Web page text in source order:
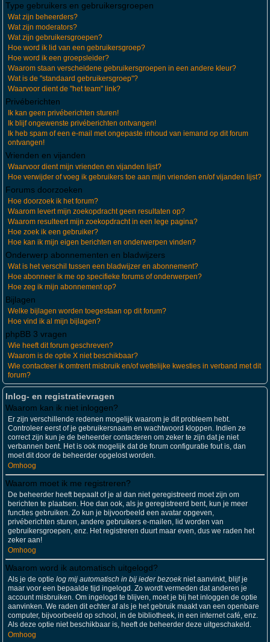
Type gebruikers en gebruikersgroepen
Wat zijn beheerders?
Wat zijn moderators?
Wat zijn gebruikersgroepen?
Hoe word ik lid van een gebruikersgroep?
Hoe word ik een groepsleider?
Waarom staan verscheidene gebruikersgroepen in een andere kleur?
Wat is de "standaard gebruikersgroep"?
Waarvoor dient de "het team" link?
Privéberichten
Ik kan geen privéberichten sturen!
Ik blijf ongewenste privéberichten ontvangen!
Ik heb spam of een e-mail met ongepaste inhoud van iemand op dit forum
ontvangen!
Vrienden en vijanden
Waarvoor dient mijn vrienden en vijanden lijst?
Hoe verwijder of voeg ik gebruikers toe aan mijn vrienden en/of vijanden lijst?
Forums doorzoeken
Hoe doorzoek ik het forum?
Waarom levert mijn zoekopdracht geen resultaten op?
Waarom resulteert mijn zoekopdracht in een lege pagina?
Hoe zoek ik een gebruiker?
Hoe kan ik mijn eigen berichten en onderwerpen vinden?
Onderwerp abonnementen en bladwijzers
Wat is het verschil tussen een bladwijzer en abonnement?
Hoe abonneer ik me op specifieke forums of onderwerpen?
Hoe zeg ik mijn abonnement op?
Bijlagen
Welke bijlagen worden toegestaan op dit forum?
Hoe vind ik al mijn bijlagen?
phpBB 3 vragen
Wie heeft dit forum geschreven?
Waarom is de optie X niet beschikbaar?
Wie contacteer ik omtrent misbruik en/of wettelijke kwesties in verband met dit
forum?
Inlog- en registratievragen
Waarom kan ik niet inloggen?
Er zijn verschillende redenen mogelijk waarom je dit probleem hebt.
Controleer eerst of je gebruikersnaam en wachtwoord kloppen. Indien ze
correct zijn kun je de beheerder contacteren om zeker te zijn dat je niet
verbannen bent. Het is ook mogelijk dat de forum configuratie fout is, dan
moet dit door de beheerder opgelost worden.
Omhoog
Waarom moet ik me registreren?
De beheerder heeft bepaalt of je al dan niet geregistreerd moet zijn om
berichten te plaatsen. Hoe dan ook, als je geregistreerd bent, kun je meer
functies gebruiken. Zo kun je bijvoorbeeld een avatar opgeven,
privéberichten sturen, andere gebruikers e-mailen, lid worden van
gebruikersgroepen, enz. Het registreren duurt maar even, dus we raden het
zeker aan!
Omhoog
Waarom word ik automatisch uitgelogd?
Als je de optie log mij automatisch in bij ieder bezoekniet aanvinkt, blijf je
maar voor een bepaalde tijd ingelogd. Zo wordt vermeden dat anderen je
account misbruiken. Om ingelogd te blijven, moet je bij het inloggen de optie
aanvinken. We raden dit echter af als je het gebruik maakt van een openbare
computer, bijvoorbeeld op school, in de bibliotheek, in een internet café, enz.
Als deze optie niet beschikbaar is, heeft de beheerder deze uitgeschakeld.
Omhoog